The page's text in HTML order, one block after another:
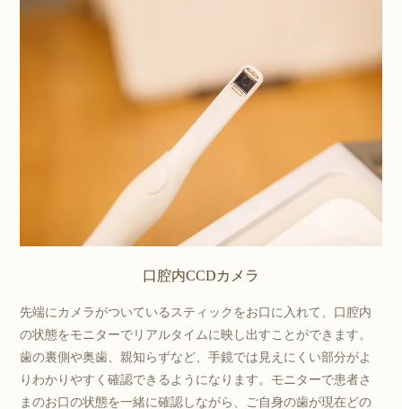
口腔内CCDカメラ
先端にカメラがついているスティックをお口に入れて、口腔内
の状態をモニターでリアルタイムに映し出すことができます。
歯の裏側や奥歯、親知らずなど、手鏡では見えにくい部分がよ
りわかりやすく確認できるようになります。モニターで患者さ
まのお口の状態を一緒に確認しながら、ご自身の歯が現在どの